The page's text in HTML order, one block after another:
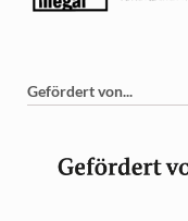
Gefördert von...